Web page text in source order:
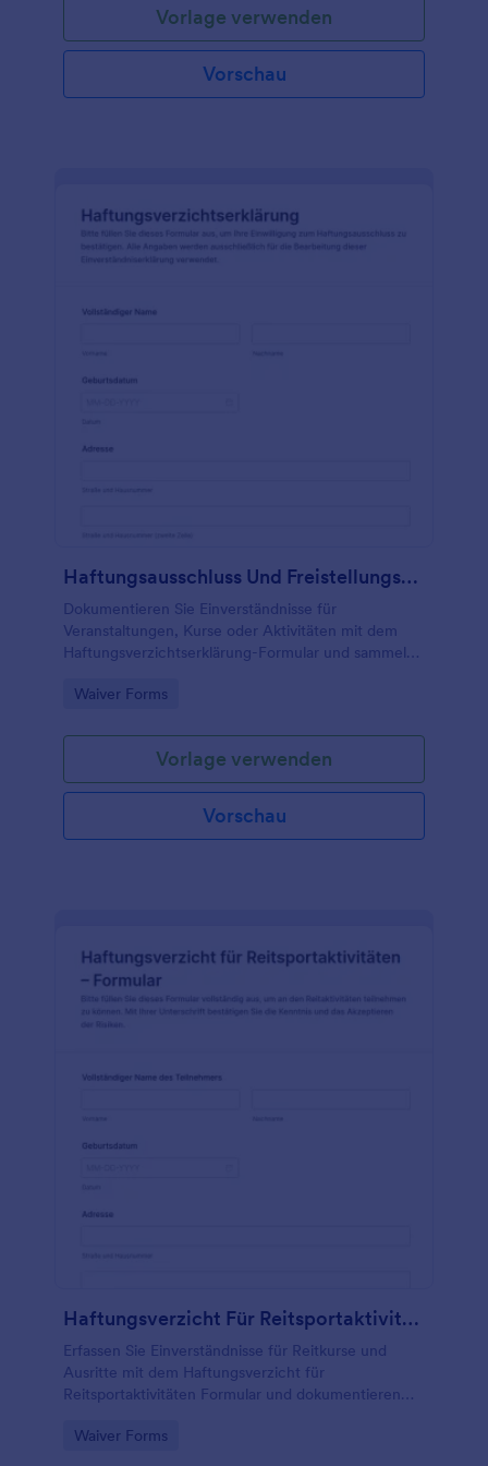
Vorlage verwenden
Vorschau
Haftungsausschluss Und Freistellungsformular
Dokumentieren Sie Einverständnisse für
Veranstaltungen, Kurse oder Aktivitäten mit dem
Haftungsverzichtserklärung-Formular und sammeln
Formularantworten für eine sichere Datenerfassung.
Go to Category:
Waiver Forms
Vorlage verwenden
Vorschau
Haftungsverzicht Für Reitsportaktivitäten – Formular
Erfassen Sie Einverständnisse für Reitkurse und
Ausritte mit dem Haftungsverzicht für
Reitsportaktivitäten Formular und dokumentieren
Unterschriften zentral mit Jotform.
Go to Category:
Waiver Forms